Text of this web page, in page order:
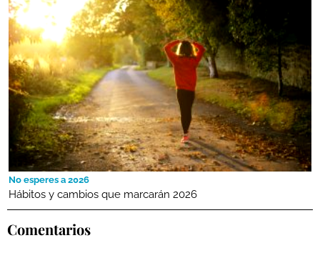
No esperes a 2026
Hábitos y cambios que marcarán 2026
Comentarios